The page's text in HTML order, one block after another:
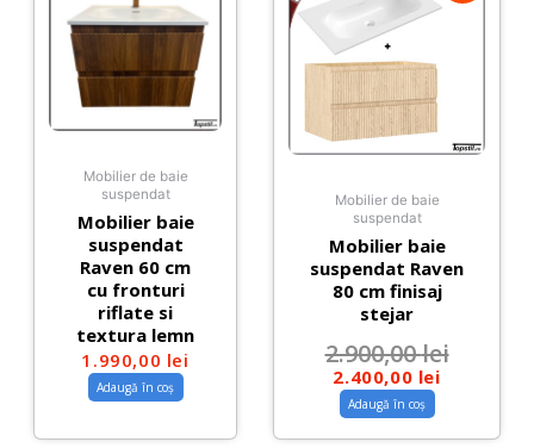
Mobilier de baie
suspendat
Mobilier baie
suspendat
Raven 60 cm
cu fronturi
riflate si
textura lemn
1.990,00 lei
Adaugă în coș
Mobilier de baie
suspendat
Mobilier baie
suspendat Raven
80 cm finisaj
stejar
2.900,00lei
2.400,00 lei
Adaugă în coș